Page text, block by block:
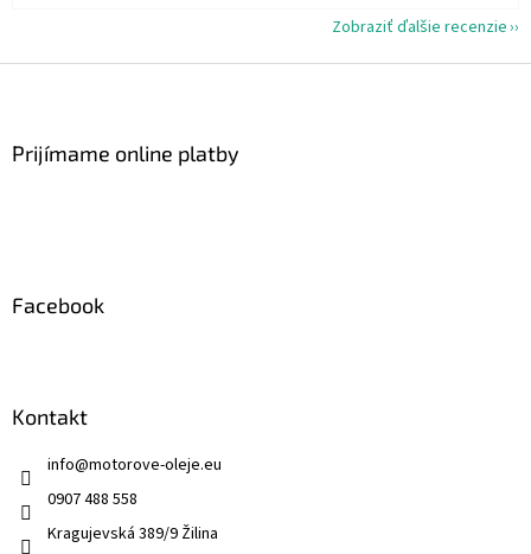
Zobraziť ďalšie recenzie
Prijímame online platby
Facebook
Kontakt
info@motorove-oleje.eu
0907 488 558
Kragujevská 389/9 Žilina